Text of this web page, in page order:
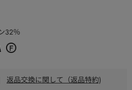
32％
返品交換に関して（返品特約)